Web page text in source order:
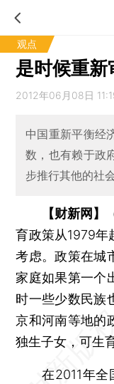
观点
是时候重
2012年06月08日
中国重新平衡经
数，也有赖于政
步推行其他的社
【财新网】
育政策从1979年
考虑。政策在城
家庭如果第一个
时一些少数民族
京和河南等地的
独生子女，可生
在2011年全国